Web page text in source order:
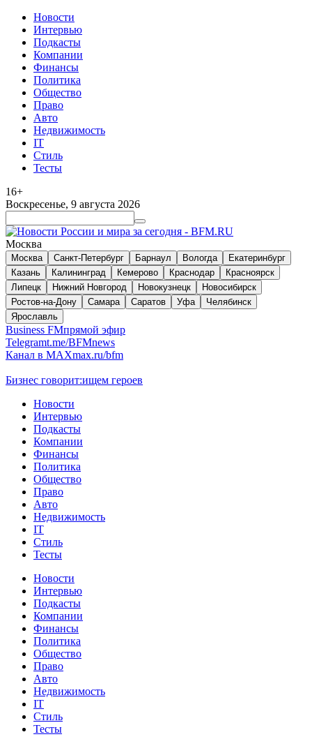
Новости
Интервью
Подкасты
Компании
Финансы
Политика
Общество
Право
Авто
Недвижимость
IT
Стиль
Тесты
16+
Воскресенье, 9 августа 2026
Москва
Москва Санкт-Петербург Барнаул Вологда
Екатеринбург
Казань
Калининград Кемерово Краснодар
Красноярск
Липецк
Нижний Новгород Новокузнецк
Новосибирск
Ростов-на-Дону
Самара Саратов Уфа
Челябинск
Ярославль
Business FMпрямой эфир
Telegramt.me/BFMnews
Канал в MAXmax.ru/bfm
Бизнес говорит:ищем героев
Новости
Интервью
Подкасты
Компании
Финансы
Политика
Общество
Право
Авто
Недвижимость
IT
Стиль
Тесты
Новости
Интервью
Подкасты
Компании
Финансы
Политика
Общество
Право
Авто
Недвижимость
IT
Стиль
Тесты